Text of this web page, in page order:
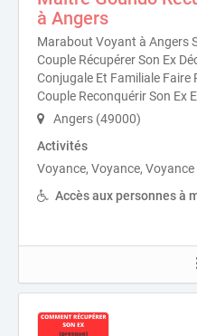
à Angers
Marabout Voyant à Angers
Couple Récupérer Son Ex
Conjugale Et Familiale Faire
Couple Reconquérir Son Ex
Angers (49000)
Activités
Voyance, Voyance,
Accès aux personnes à